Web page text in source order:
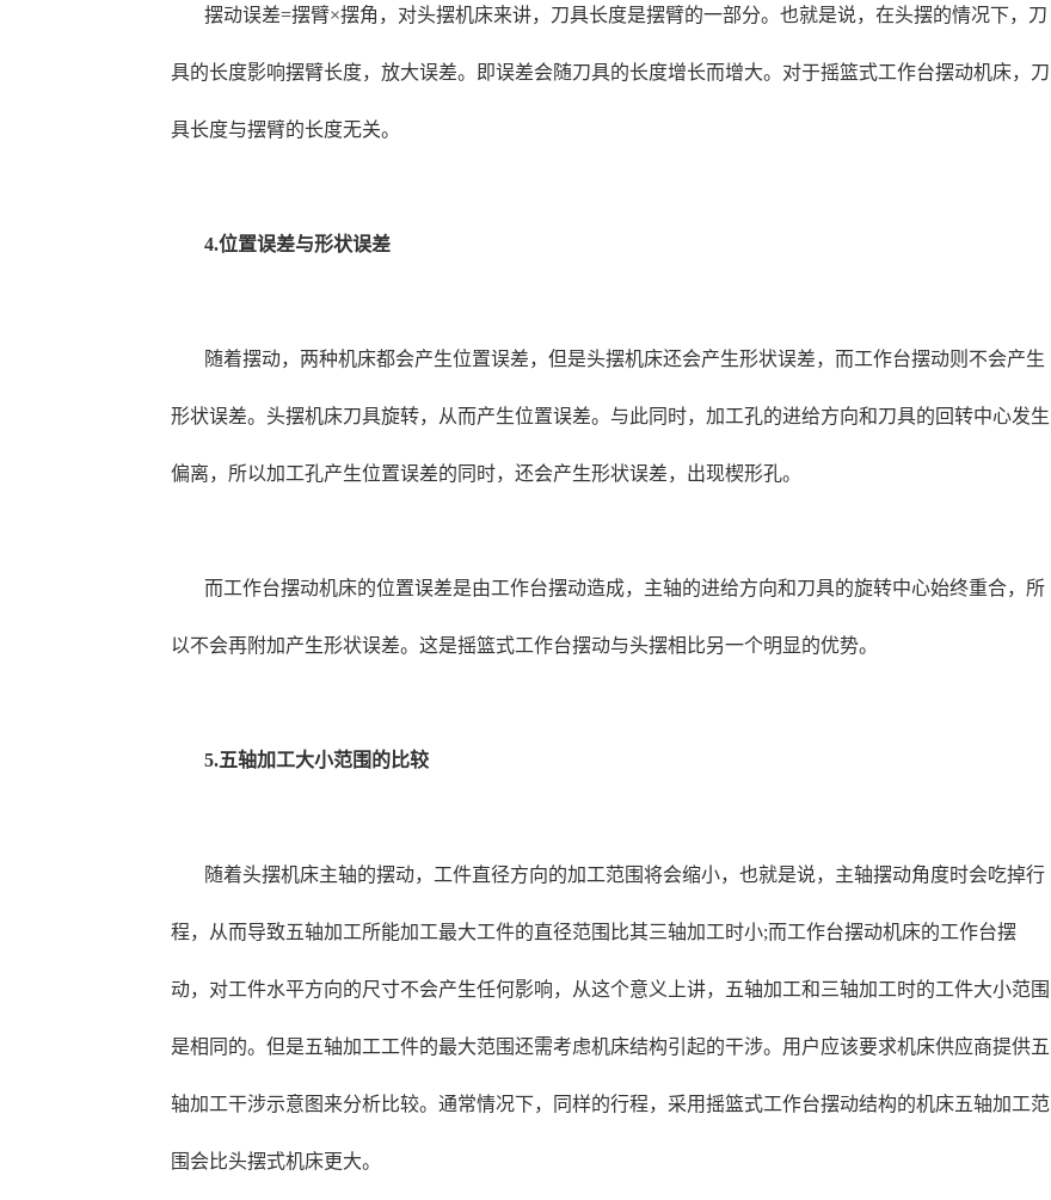
摆动误差=摆臂×摆角，对头摆机床来讲，刀具长度是摆臂的一部分。也就是说，在头摆的情况下，刀
具的长度影响摆臂长度，放大误差。即误差会随刀具的长度增长而增大。对于摇篮式工作台摆动机床，刀
具长度与摆臂的长度无关。
4.位置误差与形状误差
随着摆动，两种机床都会产生位置误差，但是头摆机床还会产生形状误差，而工作台摆动则不会产生
形状误差。头摆机床刀具旋转，从而产生位置误差。与此同时，加工孔的进给方向和刀具的回转中心发生
偏离，所以加工孔产生位置误差的同时，还会产生形状误差，出现楔形孔。
而工作台摆动机床的位置误差是由工作台摆动造成，主轴的进给方向和刀具的旋转中心始终重合，所
以不会再附加产生形状误差。这是摇篮式工作台摆动与头摆相比另一个明显的优势。
5.五轴加工大小范围的比较
随着头摆机床主轴的摆动，工件直径方向的加工范围将会缩小，也就是说，主轴摆动角度时会吃掉行
程，从而导致五轴加工所能加工最大工件的直径范围比其三轴加工时小;而工作台摆动机床的工作台摆
动，对工件水平方向的尺寸不会产生任何影响，从这个意义上讲，五轴加工和三轴加工时的工件大小范围
是相同的。但是五轴加工工件的最大范围还需考虑机床结构引起的干涉。用户应该要求机床供应商提供五
轴加工干涉示意图来分析比较。通常情况下，同样的行程，采用摇篮式工作台摆动结构的机床五轴加工范
围会比头摆式机床更大。